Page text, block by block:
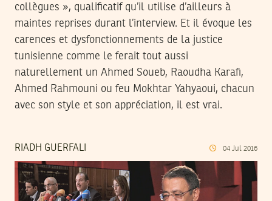
collègues », qualificatif qu’il utilise d’ailleurs à
maintes reprises durant l’interview. Et il évoque les
carences et dysfonctionnements de la justice
tunisienne comme le ferait tout aussi
naturellement un Ahmed Soueb, Raoudha Karafi,
Ahmed Rahmouni ou feu Mokhtar Yahyaoui, chacun
avec son style et son appréciation, il est vrai.
RIADH GUERFALI 04 Jul 2016